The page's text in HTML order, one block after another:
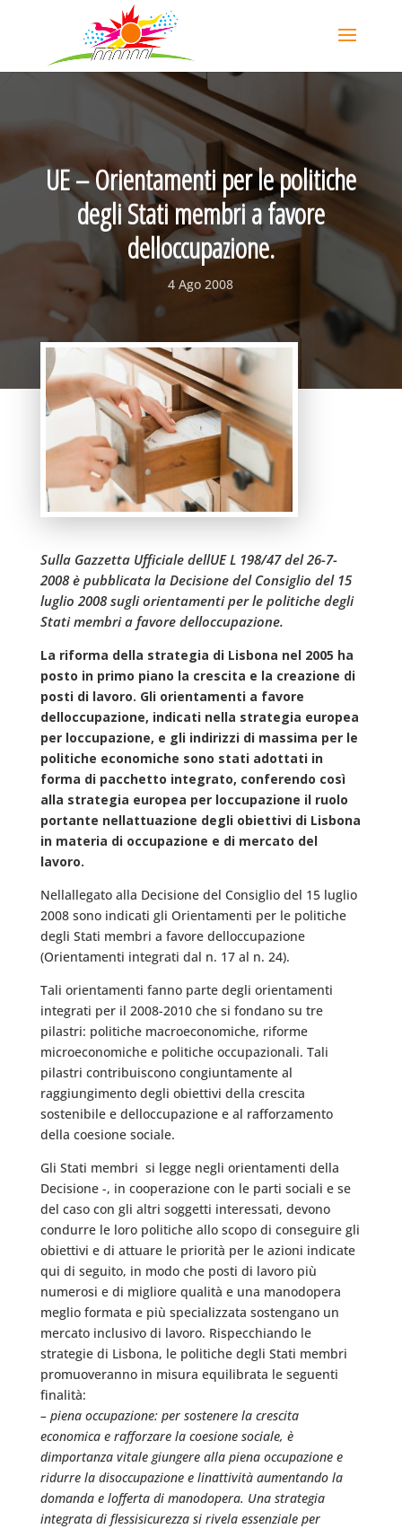
UE – Orientamenti per le politiche
degli Stati membri a favore
delloccupazione.
4 Ago 2008
Sulla Gazzetta Ufficiale dellUE L 198/47 del 26-7-
2008 è pubblicata la Decisione del Consiglio del 15
luglio 2008 sugli orientamenti per le politiche degli
Stati membri a favore delloccupazione.
La riforma della strategia di Lisbona nel 2005 ha
posto in primo piano la crescita e la creazione di
posti di lavoro. Gli orientamenti a favore
delloccupazione, indicati nella strategia europea
per loccupazione, e gli indirizzi di massima per le
politiche economiche sono stati adottati in
forma di pacchetto integrato, conferendo così
alla strategia europea per loccupazione il ruolo
portante nellattuazione degli obiettivi di Lisbona
in materia di occupazione e di mercato del
lavoro.
Nellallegato alla Decisione del Consiglio del 15 luglio
2008 sono indicati gli Orientamenti per le politiche
degli Stati membri a favore delloccupazione
(Orientamenti integrati dal n. 17 al n. 24).
Tali orientamenti fanno parte degli orientamenti
integrati per il 2008-2010 che si fondano su tre
pilastri: politiche macroeconomiche, riforme
microeconomiche e politiche occupazionali. Tali
pilastri contribuiscono congiuntamente al
raggiungimento degli obiettivi della crescita
sostenibile e delloccupazione e al rafforzamento
della coesione sociale.
Gli Stati membri  si legge negli orientamenti della
Decisione -, in cooperazione con le parti sociali e se
del caso con gli altri soggetti interessati, devono
condurre le loro politiche allo scopo di conseguire gli
obiettivi e di attuare le priorità per le azioni indicate
qui di seguito, in modo che posti di lavoro più
numerosi e di migliore qualità e una manodopera
meglio formata e più specializzata sostengano un
mercato inclusivo di lavoro. Rispecchiando le
strategie di Lisbona, le politiche degli Stati membri
promuoveranno in misura equilibrata le seguenti
finalità:
– piena occupazione: per sostenere la crescita
economica e rafforzare la coesione sociale, è
dimportanza vitale giungere alla piena occupazione e
ridurre la disoccupazione e linattività aumentando la
domanda e lofferta di manodopera. Una strategia
integrata di flessisicurezza si rivela essenziale per